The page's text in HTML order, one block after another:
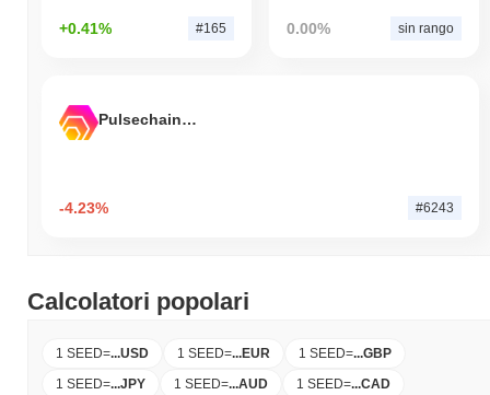
+0.41% #165 0.00% sin rango
Pulsechain Bridged HEX (Pulsechain)
-4.23% #6243
Calcolatori popolari
1 SEED=...USD 1 SEED=...EUR 1 SEED=...GBP
1 SEED=...JPY 1 SEED=...AUD 1 SEED=...CAD